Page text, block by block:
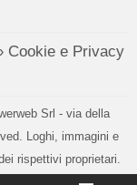
Cookie e Privacy
Srl - via della
Loghi, immagini e
rispettivi proprietari.